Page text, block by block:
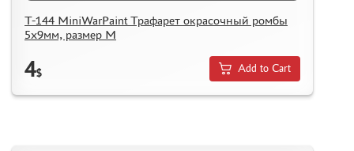
T-144 MiniWarPaint Трафарет окрасочный ромбы
5х9мм, размер М
4$ Add to Cart